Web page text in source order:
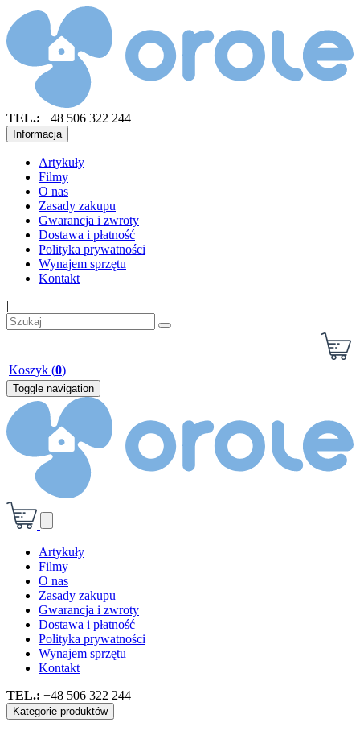
TEL.: +48 506 322 244
Informacja
Artykuły
Filmy
O nas
Zasady zakupu
Gwarancja i zwroty
Dostawa i płatność
Polityka prywatności
Wynajem sprzętu
Kontakt
|
Koszyk (0)
Toggle navigation
Artykuły
Filmy
O nas
Zasady zakupu
Gwarancja i zwroty
Dostawa i płatność
Polityka prywatności
Wynajem sprzętu
Kontakt
TEL.: +48 506 322 244
Kategorie produktów